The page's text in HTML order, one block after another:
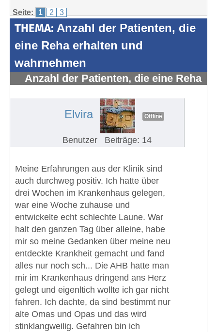
Seite: 1 2 3
THEMA: Anzahl der Patienten, die
eine Reha erhalten und
wahrnehmen
Anzahl der Patienten, die eine Reha
Elvira Offline
Benutzer Beiträge: 14
Meine Erfahrungen aus der Klinik sind
auch durchweg positiv. Ich hatte über
drei Wochen im Krankenhaus gelegen,
war eine Woche zuhause und
entwickelte echt schlechte Laune. War
halt den ganzen Tag über alleine, habe
mir so meine Gedanken über meine neu
entdeckte Krankheit gemacht und fand
alles nur noch sch... Die AHB hatte man
mir im Krankenhaus dringend ans Herz
gelegt und eigenltich wollte ich gar nicht
fahren. Ich dachte, da sind bestimmt nur
alte Omas und Opas und das wird
stinklangweilig. Gefahren bin ich